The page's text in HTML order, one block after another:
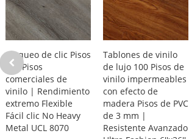
Bloqueo de clic Pisos
LVT Pisos
comerciales de
vinilo | Rendimiento
extremo Flexible
Fácil clic No Heavy
Metal UCL 8070
Tablones de vinilo
de lujo 100 Pisos de
vinilo impermeables
con efecto de
madera Pisos de PVC
de 3 mm |
Resistente Avanzado